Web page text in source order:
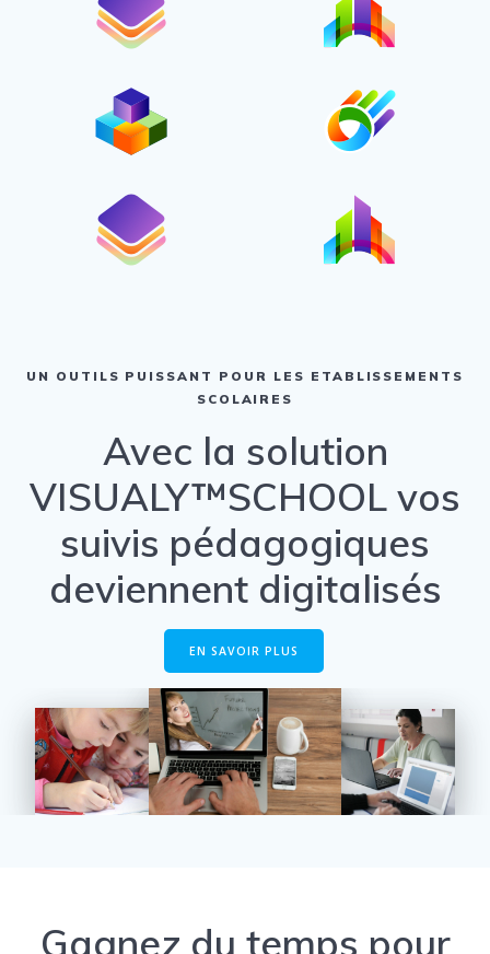
UN OUTILS PUISSANT POUR LES ETABLISSEMENTS
SCOLAIRES
Avec la solution
VISUALY™SCHOOL vos
suivis pédagogiques
deviennent digitalisés
EN SAVOIR PLUS
Gagnez du temps pour